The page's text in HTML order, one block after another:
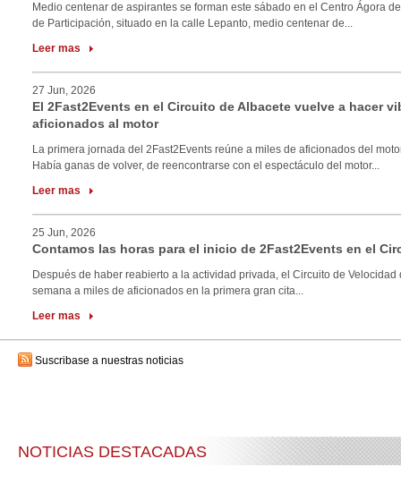
Medio centenar de aspirantes se forman este sábado en el Centro Ágora
de Participación, situado en la calle Lepanto, medio centenar de...
Leer mas
27 Jun, 2026
El 2Fast2Events en el Circuito de Albacete vuelve a hacer
aficionados al motor
La primera jornada del 2Fast2Events reúne a miles de aficionados del
Había ganas de volver, de reencontrarse con el espectáculo del motor...
Leer mas
25 Jun, 2026
Contamos las horas para el inicio de 2Fast2Events en el
Después de haber reabierto a la actividad privada, el Circuito de Velocidad
semana a miles de aficionados en la primera gran cita...
Leer mas
Suscribase a nuestras noticias
NOTICIAS DESTACADAS